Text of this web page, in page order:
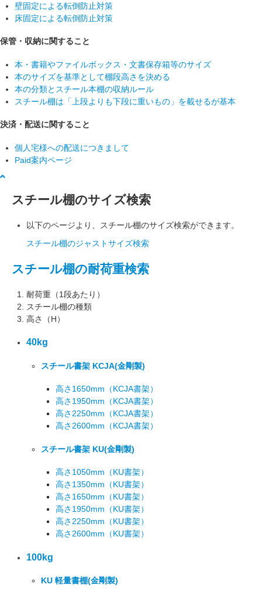
壁固定による転倒防止対策
床固定による転倒防止対策
保管・収納に関すること
本・書籍やファイルボックス・文書保存箱等のサイズ
本のサイズを基準として棚段高さを決める
本の分類とスチール本棚の収納ルール
スチール棚は「上段よりも下段に重いもの」を載せるが基本
決済・配送に関すること
個人宅様への配送につきまして
Paid案内ページ
スチール棚のサイズ検索
以下のページより、スチール棚のサイズ検索ができます。
スチール棚のジャストサイズ検索
スチール棚の耐荷重検索
耐荷重（1段あたり）
スチール棚の種類
高さ（H）
40kg
スチール書架 KCJA(金剛製)
高さ1650mm （KCJA書架）
高さ1950mm （KCJA書架）
高さ2250mm （KCJA書架）
高さ2600mm （KCJA書架）
スチール書架 KU(金剛製)
高さ1050mm （KU書架）
高さ1350mm （KU書架）
高さ1650mm （KU書架）
高さ1950mm （KU書架）
高さ2250mm （KU書架）
高さ2600mm （KU書架）
100kg
KU 軽量書棚(金剛製)